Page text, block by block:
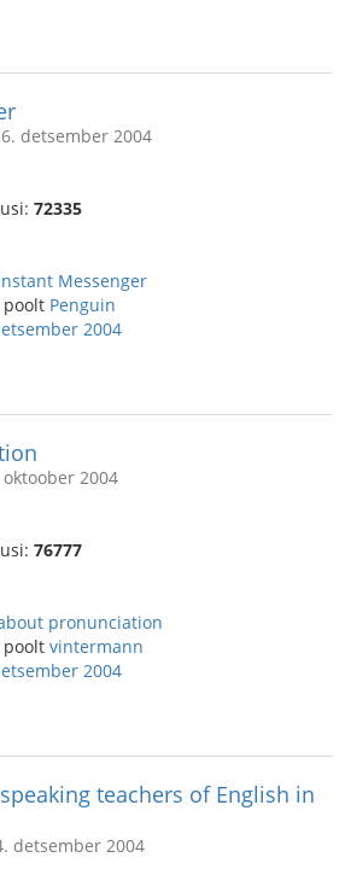
detsember 2004
72335
Messenger
poolt Penguin
2004
oktoober 2004
76777
pronunciation
poolt vintermann
2004
teachers of English in
detsember 2004